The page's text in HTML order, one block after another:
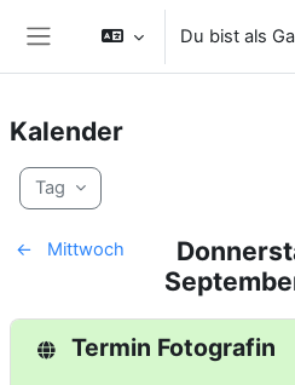
Website-Übersicht
Du bist als
Kalender
Tag
← Mittwoch
Termin Fotografin